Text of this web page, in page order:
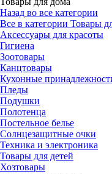
Назад во все категории
Все в категории Товары
Аксессуары для красоты
Гигиена
Зоотовары
Канцтовары
Кухонные
Пледы
Подушки
Полотенца
Постельное белье
Солнцезащитные очки
Техника и электроника
Товары для детей
Хозтовары